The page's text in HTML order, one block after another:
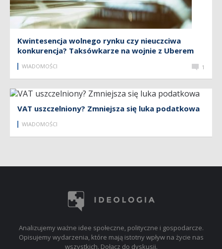
Kwintesencja wolnego rynku czy nieuczciwa
konkurencja? Taksówkarze na wojnie z Uberem
WIADOMOŚCI 1
VAT uszczelniony? Zmniejsza się luka podatkowa
WIADOMOŚCI
Analizujemy ważne idee społeczne, polityczne i gospodarcze.
Opisujemy wydarzenia, które mają istotny wpływ na życie nas
wszystkich. Dołącz do dyskusji.